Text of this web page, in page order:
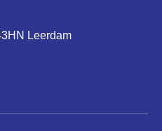
Leerdam